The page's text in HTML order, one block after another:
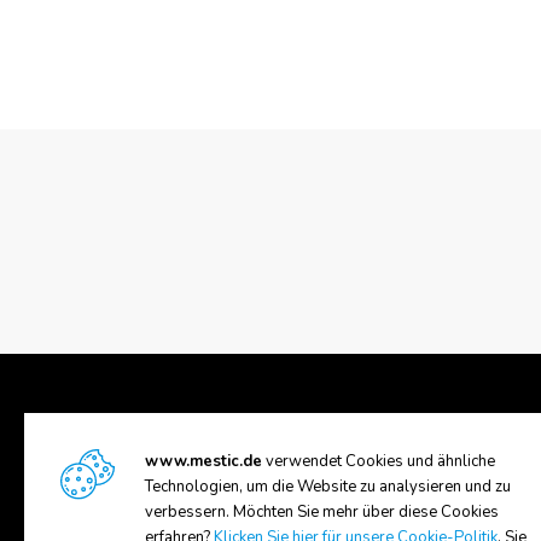
UNTERSTÜTZUNG
Versand und Rückgabe
ÜBER
Über
www.mestic.de verwendet Cookies und ähnliche
Technologien, um die Website zu analysieren und zu
verbessern. Möchten Sie mehr über diese Cookies